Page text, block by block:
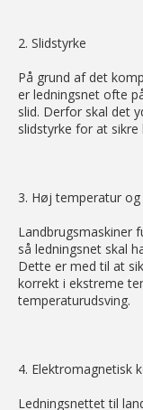
2. Slidstyrke
På grund af det
er ledningsnet ofte
slid. Derfor skal det
slidstyrke for at
3. Høj temperatur
Landbrugsmaskiner
så ledningsnet skal
Dette er med til at
korrekt i ekstreme
temperaturudsving.
4. Elektromagnetisk
Ledningsnettet til